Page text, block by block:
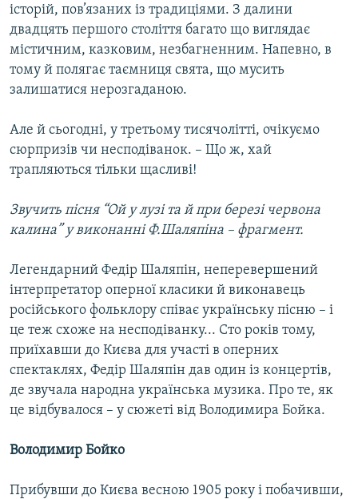
історій, пов’язаних із традиціями. З далини
двадцять першого століття багато що виглядає
містичним, казковим, незбагненним. Напевно, в
тому й полягає таємниця свята, що мусить
залишатися нерозгаданою.
Але й сьогодні, у третьому тисячолітті, очікуємо
сюрпризів чи несподіванок. – Що ж, хай
трапляються тільки щасливі!
Звучить пісня “Ой у лузі та й при березі червона
калина” у виконанні Ф.Шаляпіна – фрагмент.
Легендарний Федір Шаляпін, неперевершений
інтерпретатор оперної класики й виконавець
російського фольклору співає українську пісню – і
це теж схоже на несподіванку... Сто років тому,
приїхавши до Києва для участі в оперних
спектаклях, Федір Шаляпін дав один із концертів,
де звучала народна українська музика. Про те, як
це відбувалося – у сюжеті від Володимира Бойка.
Володимир Бойко
Прибувши до Києва весною 1905 року і побачивши,